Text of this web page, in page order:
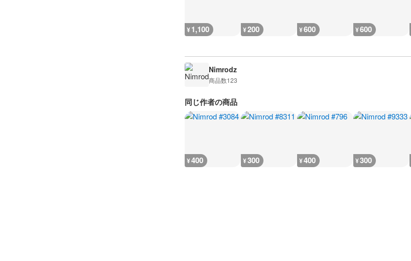
¥1,100 ¥200 ¥600 ¥600
Nimrodz
商品数123
同じ作者の商品
¥400 ¥300 ¥400 ¥300